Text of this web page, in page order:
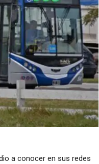
a conocer en sus redes